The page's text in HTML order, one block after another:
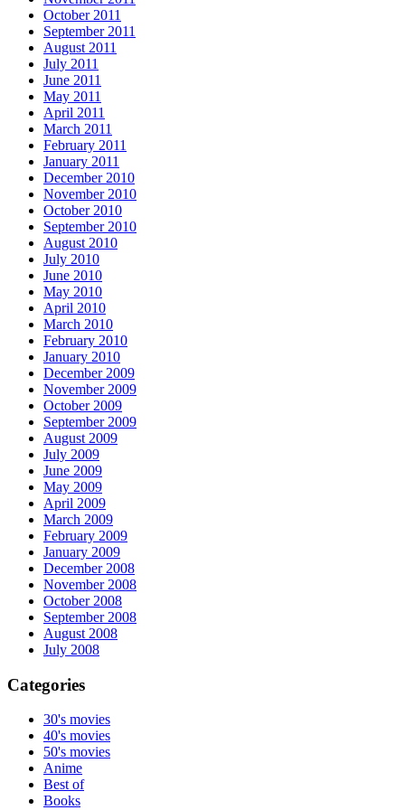
October 2011
September 2011
August 2011
July 2011
June 2011
May 2011
April 2011
March 2011
February 2011
January 2011
December 2010
November 2010
October 2010
September 2010
August 2010
July 2010
June 2010
May 2010
April 2010
March 2010
February 2010
January 2010
December 2009
November 2009
October 2009
September 2009
August 2009
July 2009
June 2009
May 2009
April 2009
March 2009
February 2009
January 2009
December 2008
November 2008
October 2008
September 2008
August 2008
July 2008
Categories
30's movies
40's movies
50's movies
Anime
Best of
Books